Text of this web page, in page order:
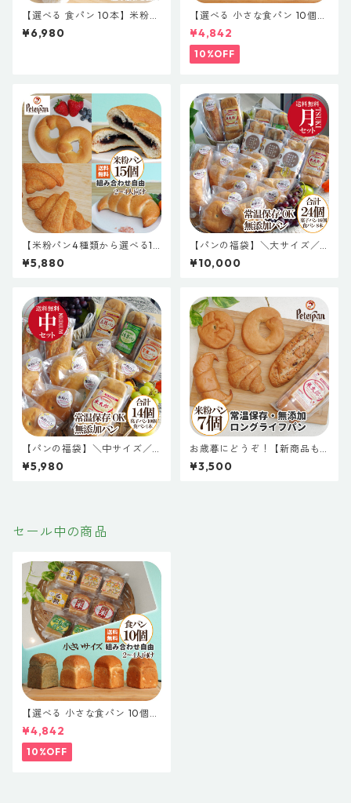
【選べる 食パン 10本】米粉食
パンと国産小麦食パン 5種類の
食パン 組み合わせ自由
¥6,980
【選べる 小さな食パン 10個】
米粉食パンと国産小麦食パン
小さなサイズの食パン 組み合
わせ自由 無添加 天然酵母 食パ
ン 簡単 小さい 小さな 米粉パ
米 五穀 よもぎ プレゼント
¥4,842
10%OFF
【米粉パン4種類から選べる15
個】パン 詰め合わせ お取り寄
せ お米のパン お米クロワッサ
加 常温長期保存 天然酵母 白神
こだま酵母
¥5,880
【パンの福袋】＼大サイズ／
無添加 米粉パン 24個セット
常温保存 米粉パン 米粉食パン
¥10,000
【パンの福袋】＼中サイズ／
無添加 米粉パン 14個セット
常温保存 米粉パン 米粉食パン
¥5,980
お歳暮にどうぞ！【新商品も
入ってる米粉パンお試し７種
送料無料】ピーターパンの常
¥3,500
セール中の商品
【選べる 小さな食パン 10個】
米粉食パンと国産小麦食パン
小さなサイズの食パン 組み合
わせ自由 無添加 天然酵母 食パ
ン 簡単 小さい 小さな 米粉パ
¥4,842
10%OFF